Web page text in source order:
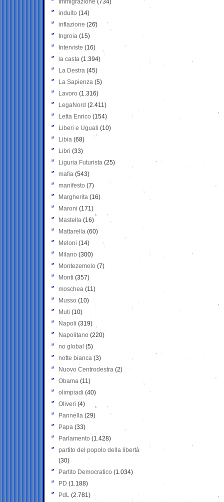
Immigrazione (734)
indulto (14)
inflazione (26)
Ingroia (15)
Interviste (16)
la casta (1.394)
La Destra (45)
La Sapienza (5)
Lavoro (1.316)
LegaNord (2.411)
Letta Enrico (154)
Liberi e Uguali (10)
Libia (68)
Libri (33)
Liguria Futurista (25)
mafia (543)
manifesto (7)
Margherita (16)
Maroni (171)
Mastella (16)
Mattarella (60)
Meloni (14)
Milano (300)
Montezemolo (7)
Monti (357)
moschea (11)
Musso (10)
Muti (10)
Napoli (319)
Napolitano (220)
no global (5)
notte bianca (3)
Nuovo Centrodestra (2)
Obama (11)
olimpiadi (40)
Oliveri (4)
Pannella (29)
Papa (33)
Parlamento (1.428)
partito del popolo della libertà
(30)
Partito Democratico (1.034)
PD (1.188)
PdL (2.781)